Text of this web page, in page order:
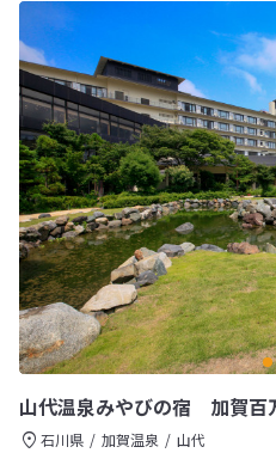
山代温泉みやびの宿 加賀百
石川県 加賀温泉
山代